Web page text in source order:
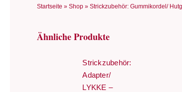
Startseite » Shop» Strickzubehör: Gummikordel/
Ähnliche Produkte
Strickzubehör:
Adapter/
LYKKE –